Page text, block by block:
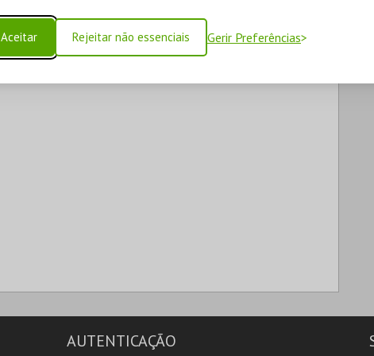
Aceitar Rejeitar não essenciais Gerir Preferências
AUTENTICAÇÃO